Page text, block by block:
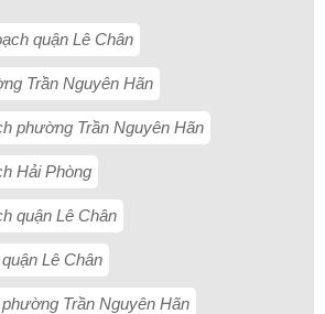
quận Lê Chân
Trần Nguyên Hãn
phường Trần Nguyên Hãn
Hải Phòng
quận Lê Chân
Lê Chân
Trần Nguyên Hãn